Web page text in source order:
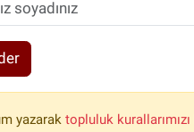
yazarak topluluk kurallarımızı